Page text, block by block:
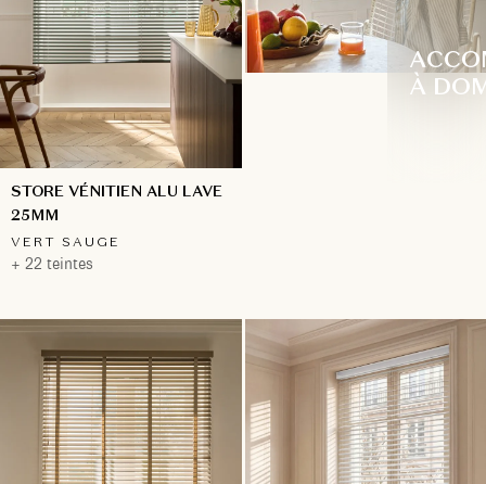
STORE VÉNITIEN ALU LAVE
25MM
VERT SAUGE
+ 22 teintes
À